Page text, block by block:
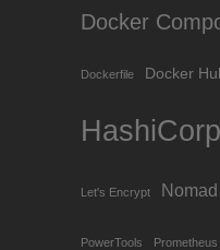
Docker
Dockerfile Docker
HashiCorp
Let's Encrypt Nomad
PowerTools Prometheus